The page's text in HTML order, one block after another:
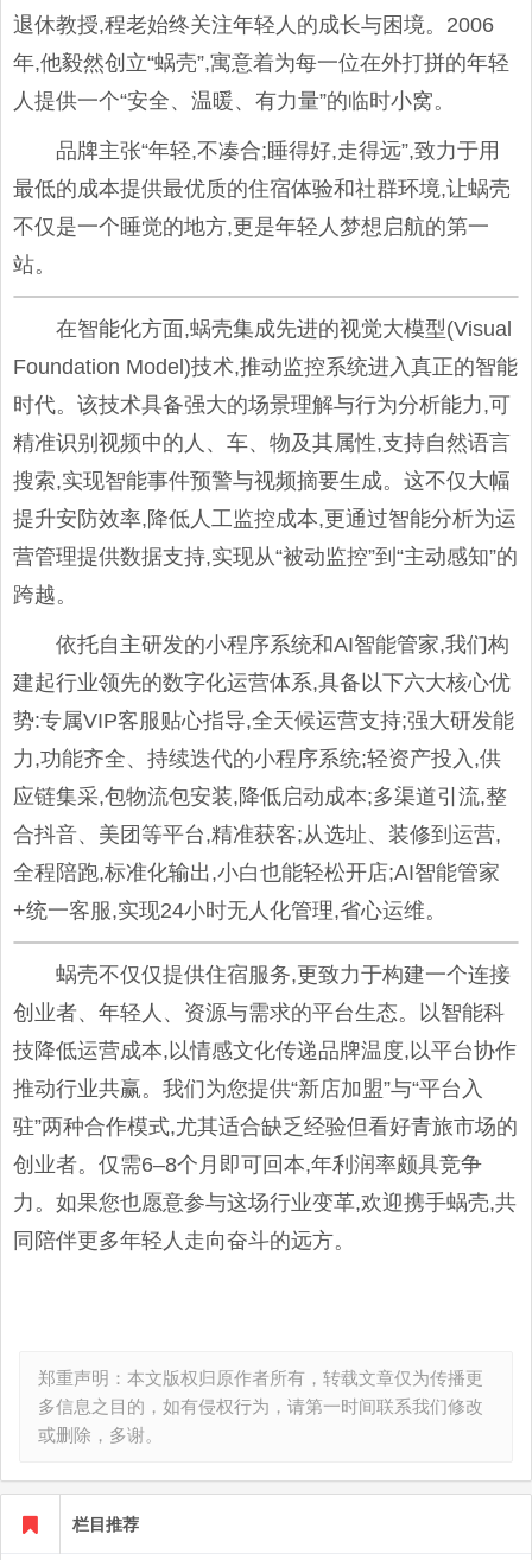
退休教授,程老始终关注年轻人的成长与困境。2006
年,他毅然创立“蜗壳”,寓意着为每一位在外打拼的年轻
人提供一个“安全、温暖、有力量”的临时小窝。
品牌主张“年轻,不凑合;睡得好,走得远”,致力于用
最低的成本提供最优质的住宿体验和社群环境,让蜗壳
不仅是一个睡觉的地方,更是年轻人梦想启航的第一
站。
在智能化方面,蜗壳集成先进的视觉大模型(Visual
Foundation Model)技术,推动监控系统进入真正的智能
时代。该技术具备强大的场景理解与行为分析能力,可
精准识别视频中的人、车、物及其属性,支持自然语言
搜索,实现智能事件预警与视频摘要生成。这不仅大幅
提升安防效率,降低人工监控成本,更通过智能分析为运
营管理提供数据支持,实现从“被动监控”到“主动感知”的
跨越。
依托自主研发的小程序系统和AI智能管家,我们构
建起行业领先的数字化运营体系,具备以下六大核心优
势:专属VIP客服贴心指导,全天候运营支持;强大研发能
力,功能齐全、持续迭代的小程序系统;轻资产投入,供
应链集采,包物流包安装,降低启动成本;多渠道引流,整
合抖音、美团等平台,精准获客;从选址、装修到运营,
全程陪跑,标准化输出,小白也能轻松开店;AI智能管家
+统一客服,实现24小时无人化管理,省心运维。
蜗壳不仅仅提供住宿服务,更致力于构建一个连接
创业者、年轻人、资源与需求的平台生态。以智能科
技降低运营成本,以情感文化传递品牌温度,以平台协作
推动行业共赢。我们为您提供“新店加盟”与“平台入
驻”两种合作模式,尤其适合缺乏经验但看好青旅市场的
创业者。仅需6–8个月即可回本,年利润率颇具竞争
力。如果您也愿意参与这场行业变革,欢迎携手蜗壳,共
同陪伴更多年轻人走向奋斗的远方。
郑重声明：本文版权归原作者所有，转载文章仅为传播更
多信息之目的，如有侵权行为，请第一时间联系我们修改
或删除，多谢。
栏目推荐